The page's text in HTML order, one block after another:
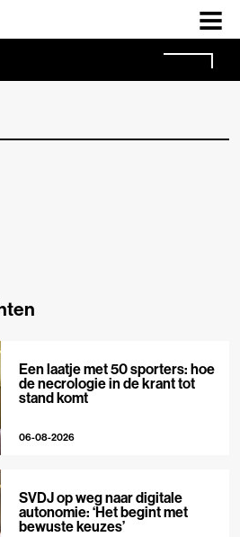
Een laatje met 50 sporters: hoe
de necrologie in de krant tot
stand komt
06-08-2026
SVDJ op weg naar digitale
autonomie: ‘Het begint met
bewuste keuzes’